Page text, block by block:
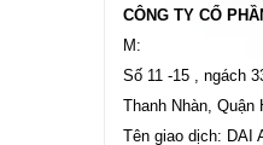
CÔNG TY CỔ
M:
Số 11 -15 , ngách
Thanh Nhàn, Quận
Tên giao dịch: DAI